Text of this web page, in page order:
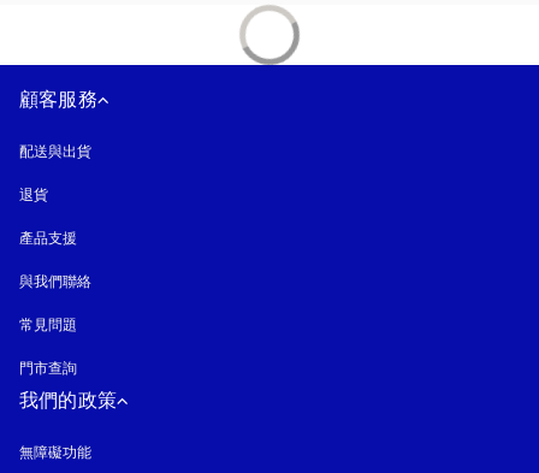
顧客服務
配送與出貨
退貨
產品支援
與我們聯絡
常見問題
門市查詢
我們的政策
無障礙功能